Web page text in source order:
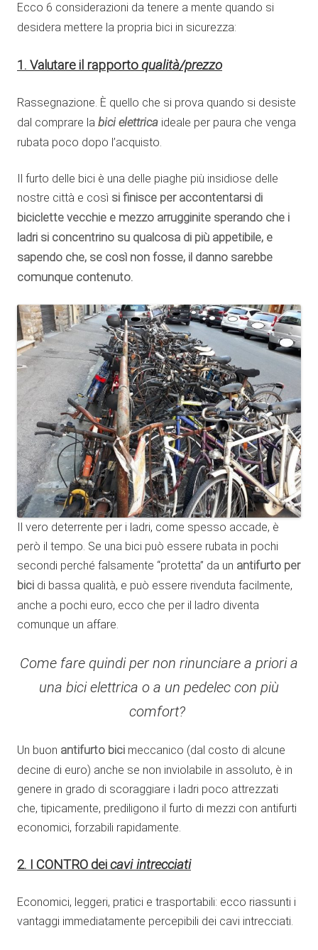
Ecco 6 considerazioni da tenere a mente quando si
desidera mettere la propria bici in sicurezza:
1. Valutare il rapportoqualità/prezzo
Rassegnazione. È quello che si prova quando si desiste
dal comprare la bici elettrica ideale per paura che venga
rubata poco dopo l’acquisto.
Il furto delle bici è una delle piaghe più insidiose delle
nostre città e così si finisce per accontentarsi di
biciclette vecchie e mezzo arrugginite sperando che i
ladri si concentrino su qualcosa di più appetibile, e
sapendo che, se così non fosse, il danno sarebbe
comunque contenuto.
Il vero deterrente per i ladri, come spesso accade, è
però il tempo. Se una bici può essere rubata in pochi
secondi perché falsamente “protetta” da un antifurto per
bici di bassa qualità, e può essere rivenduta facilmente,
anche a pochi euro, ecco che per il ladro diventa
comunque un affare.
Come fare quindi per non rinunciare a priori a
una bici elettrica o a un pedelec con più
comfort?
Un buon antifurto bici meccanico (dal costo di alcune
decine di euro) anche se non inviolabile in assoluto, è in
genere in grado di scoraggiare i ladri poco attrezzati
che, tipicamente, prediligono il furto di mezzi con antifurti
economici, forzabili rapidamente.
2. I CONTRO deicavi intrecciati
Economici, leggeri, pratici e trasportabili: ecco riassunti i
vantaggi immediatamente percepibili dei cavi intrecciati.